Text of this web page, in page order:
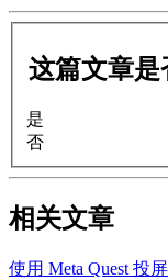
这篇文章是
是
否
相关文章
使用 Meta Quest 投